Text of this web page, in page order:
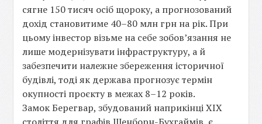
сягне 150 тисяч осіб щороку, а прогнозований
дохід становитиме 40–80 млн грн на рік. При
цьому інвестор візьме на себе зобов’язання не
лише модернізувати інфраструктуру, а й
забезпечити належне збереження історичної
будівлі, тоді як держава прогнозує термін
окупності проєкту в межах 8–12 років.
Замок Берегвар, збудований наприкінці XIX